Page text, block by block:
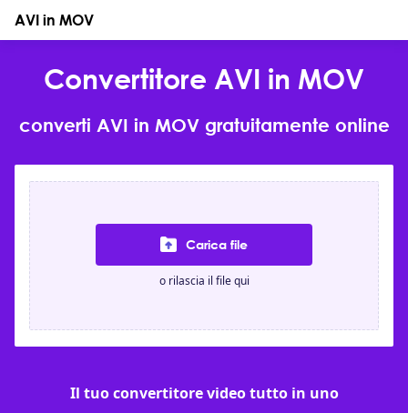
AVI in MOV
Convertitore AVI in MOV
converti AVI in MOV gratuitamente online
Carica file
o rilascia il file qui
Il tuo convertitore video tutto in uno